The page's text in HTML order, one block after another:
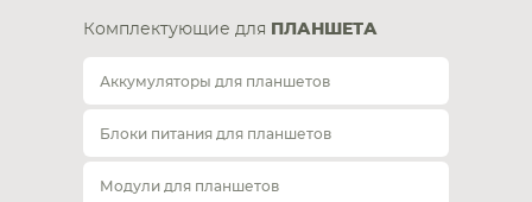
Комплектующие для ПЛАНШЕТА
Аккумуляторы для планшетов
Блоки питания для планшетов
Модули для планшетов